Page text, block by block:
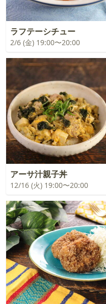
ラフテーシチュー
2/6 (金) 19:00〜20:00
アーサ汁親子丼
12/16 (火) 19:00〜20:00